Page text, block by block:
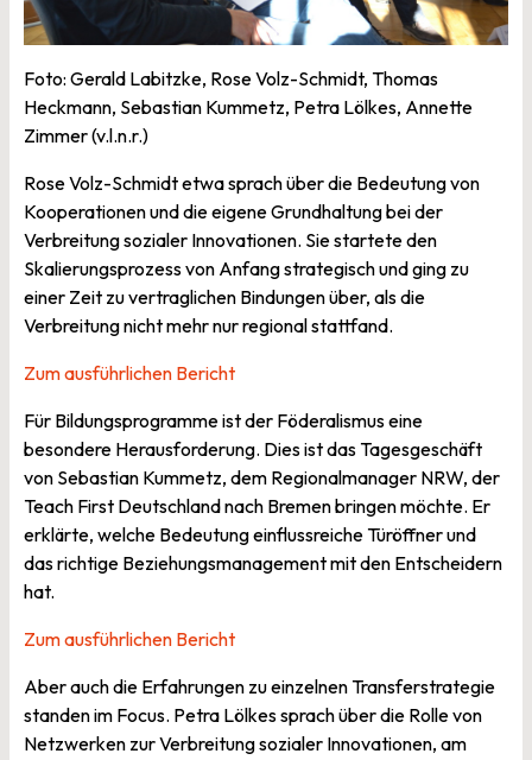
Foto: Gerald Labitzke, Rose Volz-Schmidt, Thomas
Heckmann, Sebastian Kummetz, Petra Lölkes, Annette
Zimmer (v.l.n.r.)
Rose Volz-Schmidt etwa sprach über die Bedeutung von
Kooperationen und die eigene Grundhaltung bei der
Verbreitung sozialer Innovationen. Sie startete den
Skalierungsprozess von Anfang strategisch und ging zu
einer Zeit zu vertraglichen Bindungen über, als die
Verbreitung nicht mehr nur regional stattfand.
Zum ausführlichen Bericht
Für Bildungsprogramme ist der Föderalismus eine
besondere Herausforderung. Dies ist das Tagesgeschäft
von Sebastian Kummetz, dem Regionalmanager NRW, der
Teach First Deutschland nach Bremen bringen möchte. Er
erklärte, welche Bedeutung einflussreiche Türöffner und
das richtige Beziehungsmanagement mit den Entscheidern
hat.
Zum ausführlichen Bericht
Aber auch die Erfahrungen zu einzelnen Transferstrategie
standen im Focus. Petra Lölkes sprach über die Rolle von
Netzwerken zur Verbreitung sozialer Innovationen, am